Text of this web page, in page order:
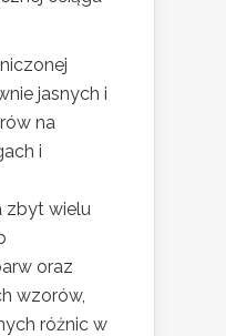
jasnych i
na
i
zbyt wielu
oraz
wzorów,
różnic w